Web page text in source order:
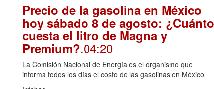
Precio de la gasolina en México
hoy sábado 8 de agosto: ¿Cuánto
cuesta el litro de Magna y
Premium?.04:20
La Comisión Nacional de Energía es el organismo que
informa todos los días el costo de las gasolinas en México